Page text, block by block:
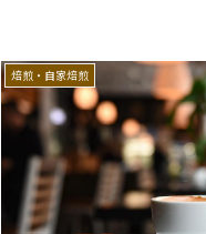
焙煎・自家焙煎